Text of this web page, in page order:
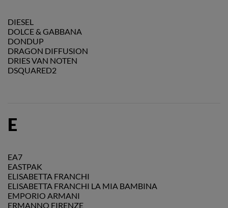
DIESEL
DOLCE & GABBANA
DONDUP
DRAGON DIFFUSION
DRIES VAN NOTEN
DSQUARED2
E
EA7
EASTPAK
ELISABETTA FRANCHI
ELISABETTA FRANCHI LA MIA BAMBINA
EMPORIO ARMANI
ERMANNO FIRENZE